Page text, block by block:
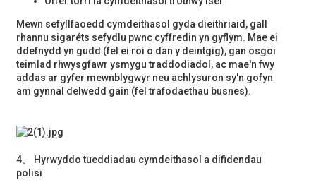
Mewn sefyllfaoedd cymdeithasol gyda dieithriaid, gall
rhannu sigaréts sefydlu pwnc cyffredin yn gyflym. Mae ei
ddefnydd yn gudd (fel ei roi o dan y deintgig), gan osgoi
teimlad rhwysgfawr ysmygu traddodiadol, ac mae'n fwy
addas ar gyfer mewnblygwyr neu achlysuron sy'n gofyn
am gynnal delwedd gain (fel trafodaethau busnes).
4、 Hyrwyddo tueddiadau cymdeithasol a difidendau
polisi